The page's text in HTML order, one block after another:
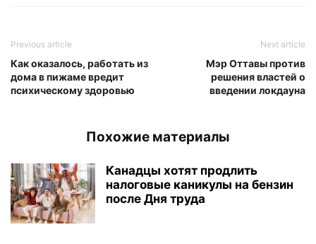
Previous article
Как оказалось, работать из
дома в пижаме вредит
психическому здоровью
Next article
Мэр Оттавы против
решения властей о
введении локдауна
Похожие материалы
Канадцы хотят продлить
налоговые каникулы на бензин
после Дня труда